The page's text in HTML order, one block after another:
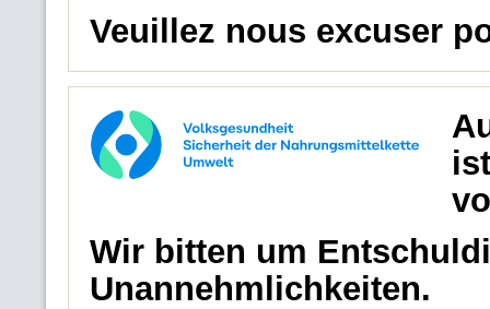
Veuillez nous excuser
Wir bitten um
Unannehmlichkeiten.